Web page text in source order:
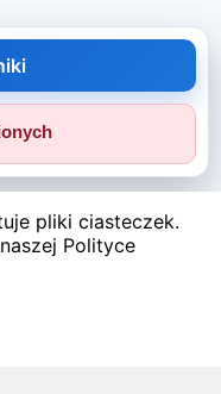
pliki ciasteczek.
Polityce